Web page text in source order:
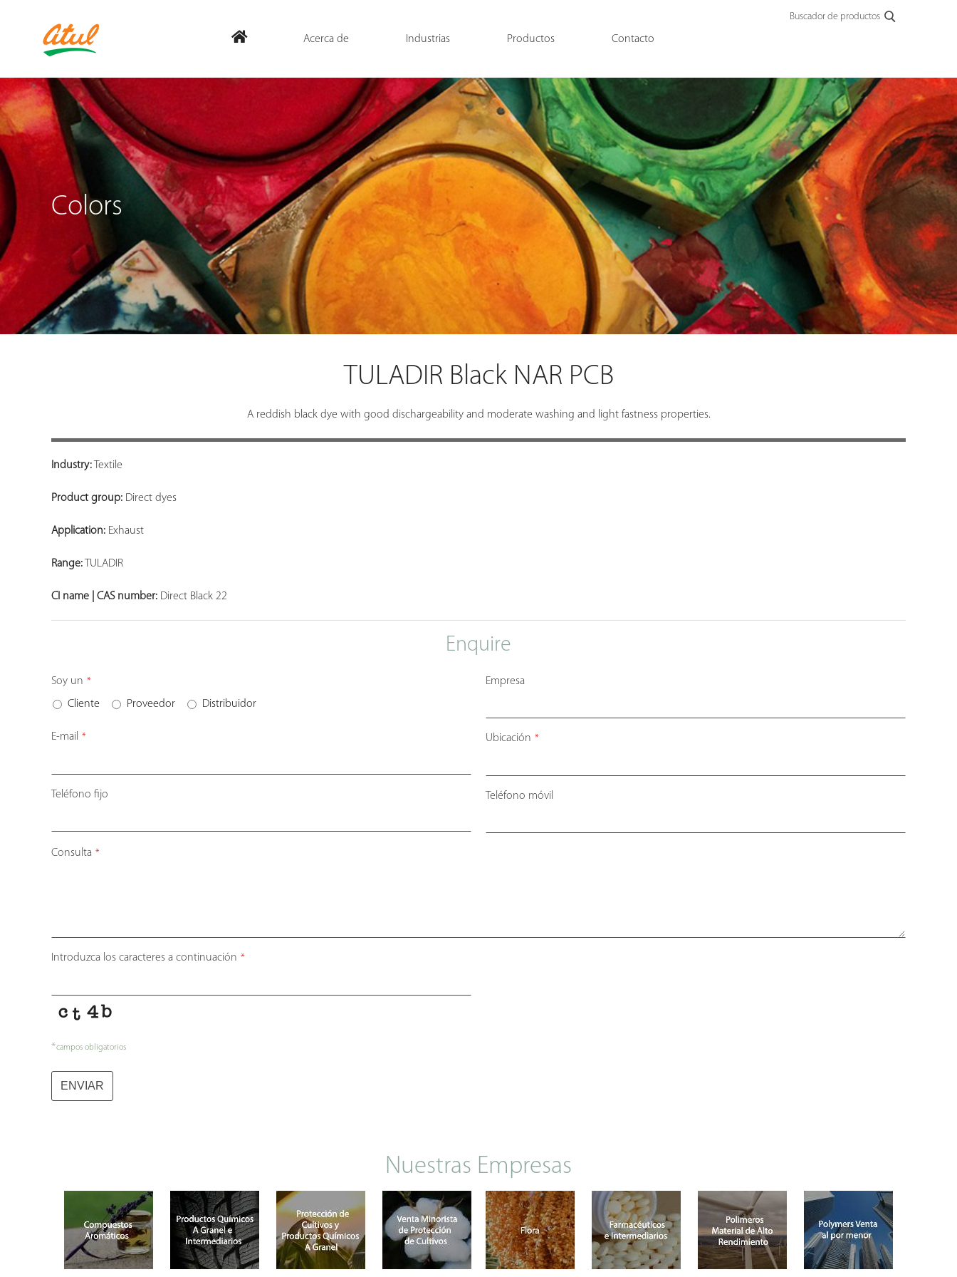
Acerca de Industrias Productos Contacto
Buscador de productos
Colors
TULADIR Black NAR PCB
A reddish black dye with good dischargeability and moderate washing and light fastness properties.
Industry: Textile
Product group: Direct dyes
Application: Exhaust
Range: TULADIR
CI name | CAS number: Direct Black 22
Enquire
Soy un *
Cliente Proveedor Distribuidor
E-mail *
Teléfono fijo
Empresa
Ubicación *
Teléfono móvil
Consulta *
Introduzca los caracteres a continuación *
*campos obligatorios
ENVIAR
Nuestras Empresas